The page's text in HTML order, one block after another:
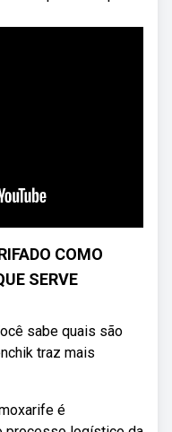
COMO
SERVE
sabe quais são
traz mais
é